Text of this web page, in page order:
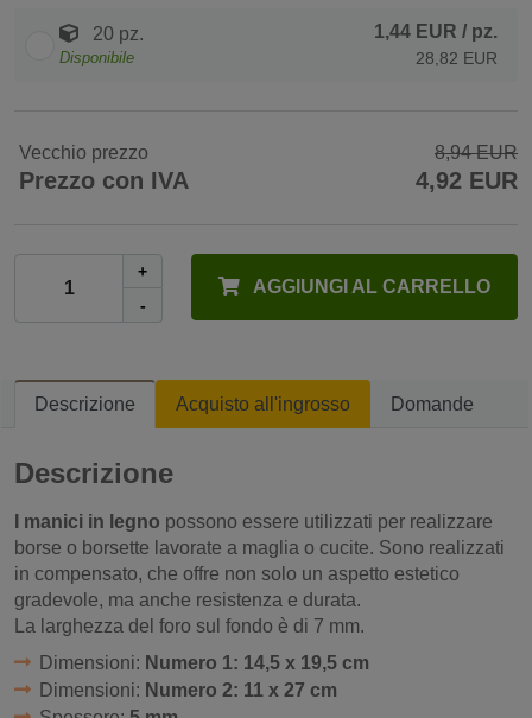
20 pz.
Disponibile
1,44 EUR / pz.
28,82 EUR
Vecchio prezzo 8,94 EUR
Prezzo con IVA 4,92 EUR
+
-
AGGIUNGI AL CARRELLO
Descrizione Acquisto all'ingrosso Domande
Descrizione
I manici in legno possono essere utilizzati per realizzare
borse o borsette lavorate a maglia o cucite. Sono realizzati
in compensato, che offre non solo un aspetto estetico
gradevole, ma anche resistenza e durata.
La larghezza del foro sul fondo è di 7 mm.
Dimensioni: Numero 1: 14,5 x 19,5 cm
Dimensioni: Numero 2: 11 x 27 cm